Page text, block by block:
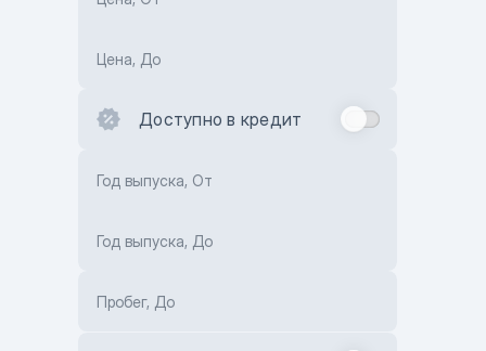
Цена, До
Доступно в кредит
Год выпуска, От
Год выпуска, До
Пробег, До